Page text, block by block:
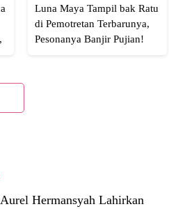
Luna Maya Tampil bak Ratu
di Pemotretan Terbarunya,
Pesonanya Banjir Pujian!
Hermansyah Lahirkan